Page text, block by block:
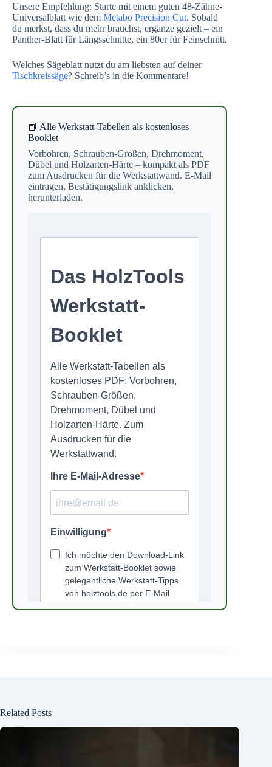
Unsere Empfehlung: Starte mit einem guten 48-Zähne-
Universalblatt wie dem Metabo Precision Cut. Sobald
du merkst, dass du mehr brauchst, ergänze gezielt – ein
Panther-Blatt für Längsschnitte, ein 80er für Feinschnitt.
Welches Sägeblatt nutzt du am liebsten auf deiner
Tischkreissäge? Schreib’s in die Kommentare!
📕 Alle Werkstatt-Tabellen als kostenloses
Booklet
Vorbohren, Schrauben-Größen, Drehmoment,
Dübel und Holzarten-Härte – kompakt als PDF
zum Ausdrucken für die Werkstattwand. E-Mail
eintragen, Bestätigungslink anklicken,
herunterladen.
Related Posts